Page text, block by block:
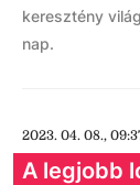
keresztény
nap.
2023. 04. 08.,
A legjobb